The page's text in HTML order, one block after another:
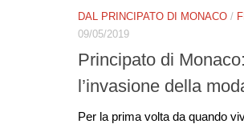
DAL PRINCIPATO DI MONACO /
09/05/2019
Principato di
l’invasione della
Per la prima volta da quando